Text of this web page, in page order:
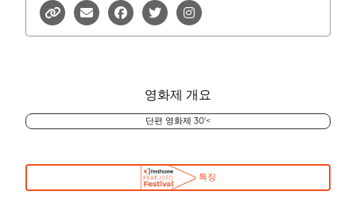
영화제 개요
단편 영화제 30'<
특징